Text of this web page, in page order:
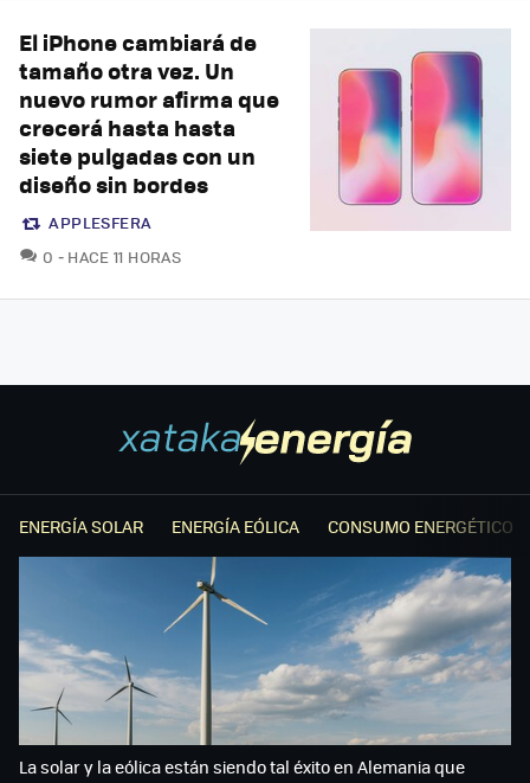
El iPhone cambiará de
tamaño otra vez. Un
nuevo rumor afirma que
crecerá hasta hasta
siete pulgadas con un
diseño sin bordes
APPLESFERA
0 COMENTARIOS
HACE 11 HORAS
ENERGÍA SOLAR ENERGÍA EÓLICA CONSUMO ENERGÉTICO
La solar y la eólica están siendo tal éxito en Alemania que